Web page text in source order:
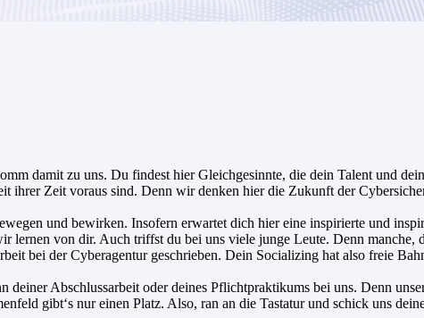
damit zu uns. Du findest hier Gleichgesinnte, die dein Talent und
ihrer Zeit voraus sind. Denn wir denken hier die Zukunft der
und bewirken. Insofern erwartet dich hier eine inspirierte und
lernen von dir. Auch triffst du bei uns viele junge Leute. Denn manche,
bei der Cyberagentur geschrieben. Dein Socializing hat also freie
Abschlussarbeit oder deines Pflichtpraktikums bei uns. Denn
gibt‘s nur einen Platz. Also, ran an die Tastatur und schick uns